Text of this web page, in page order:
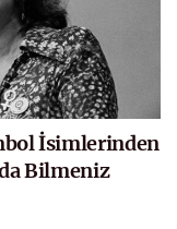
İsimlerinden
Bilmeniz